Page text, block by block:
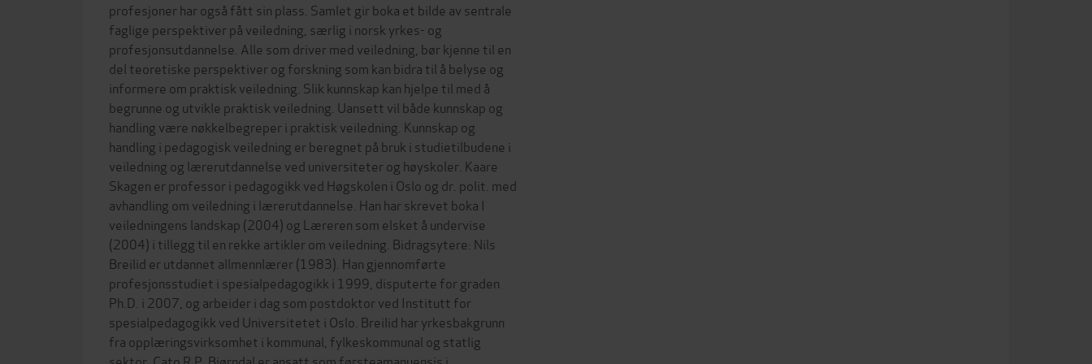
profesjoner har også fått sin plass. Samlet gir boka et bilde av sentrale
faglige perspektiver på veiledning, særlig i norsk yrkes- og
profesjonsutdannelse. Alle som driver med veiledning, bør kjenne til en
del teoretiske perspektiver og forskning som kan bidra til å belyse og
informere om praktisk veiledning. Slik kunnskap kan hjelpe til med å
begrunne og utvikle praktisk veiledning. Uansett vil både kunnskap og
handling være nøkkelbegreper i praktisk veiledning. Kunnskap og
handling i pedagogisk veiledning er beregnet på bruk i studietilbudene i
veiledning og lærerutdannelse ved universiteter og høyskoler. Kaare
Skagen er professor i pedagogikk ved Høgskolen i Oslo og dr. polit. med
avhandling om veiledning i lærerutdannelse. Han har skrevet boka I
veiledningens landskap (2004) og Læreren som elsket å undervise
(2004) i tillegg til en rekke artikler om veiledning. Bidragsytere: Nils
Breilid er utdannet allmennlærer (1983). Han gjennomførte
profesjonsstudiet i spesialpedagogikk i 1999, disputerte for graden
Ph.D. i 2007, og arbeider i dag som postdoktor ved Institutt for
spesialpedagogikk ved Universitetet i Oslo. Breilid har yrkesbakgrunn
fra opplæringsvirksomhet i kommunal, fylkeskommunal og statlig